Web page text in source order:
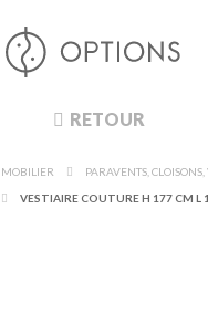
RETOUR
MOBILIER